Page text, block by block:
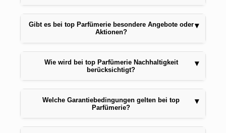
Gibt es bei top Parfümerie besondere Angebote oder
Aktionen?
▾
Wie wird bei top Parfümerie Nachhaltigkeit
berücksichtigt?
▾
Welche Garantiebedingungen gelten bei top
Parfümerie?
▾